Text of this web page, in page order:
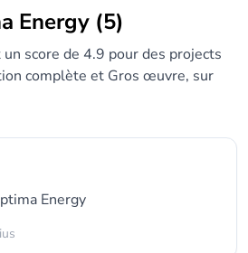
Energy (5)
score de 4.9 pour des projects
complète et Gros œuvre, sur
Energy